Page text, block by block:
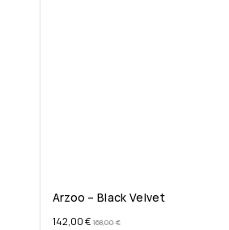
Arzoo – Black Velvet
168,00€
142,00€